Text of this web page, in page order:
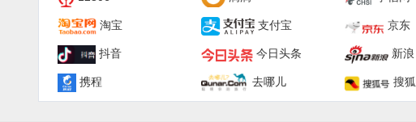
淘宝 支付宝 京东
抖音 今日头条 新浪
携程 去哪儿 搜狐